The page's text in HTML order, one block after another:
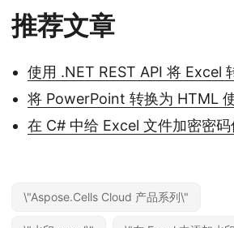
推荐文章
使用 .NET REST API 将 Excel
将 PowerPoint 转换为 HTML
在 C# 中给 Excel 文件加密密码
\"Aspose.Cells Cloud 产品系列\"